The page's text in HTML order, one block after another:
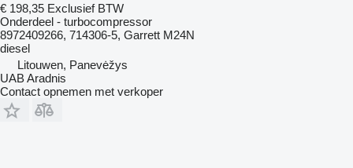
€ 198,35 Exclusief BTW
Onderdeel - turbocompressor
8972409266, 714306-5, Garrett M24N
diesel
Litouwen, Panevėžys
UAB Aradnis
Contact opnemen met verkoper